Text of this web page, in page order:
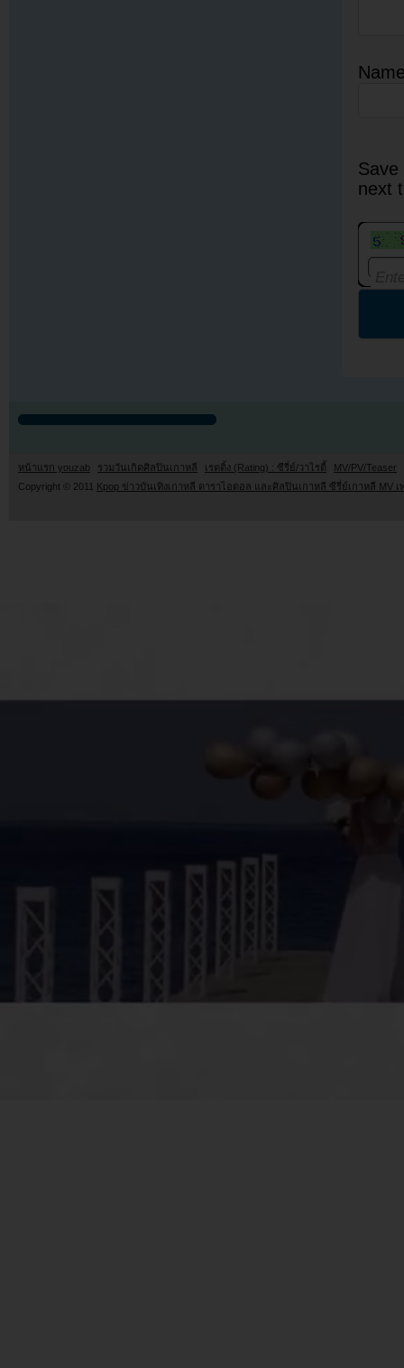
next
หน้าแรก youzab รวมวันเกิดศิลปินเกาหลี เรตติ้ง (Rating) : ซีรี่ย์/วาไรตี้
MV/PV/Teaser
Copyright © 2011
Kpop ข่าวบันเทิงเกาหลี ดาราไอดอล และศิลปินเกาหลี ซีรี่ย์เกาหลี MV